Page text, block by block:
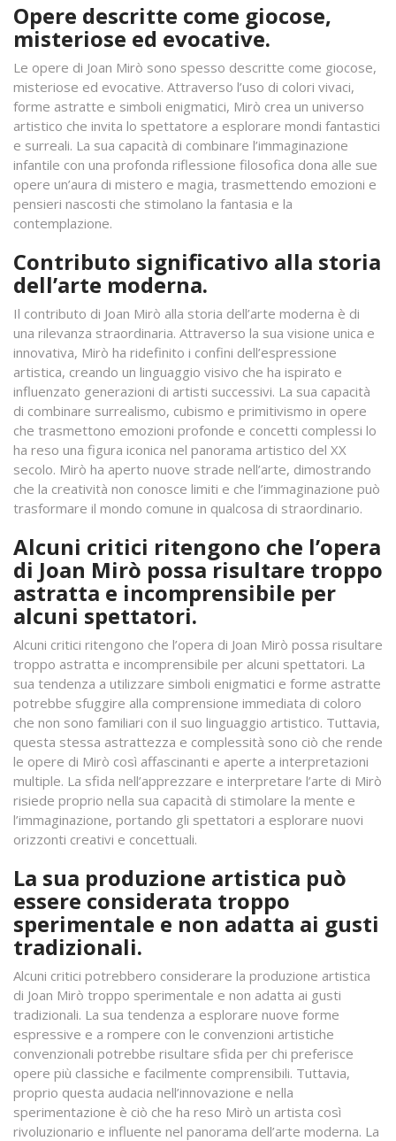
Opere descritte come giocose,
misteriose ed evocative.
Le opere di Joan Mirò sono spesso descritte come giocose,
misteriose ed evocative. Attraverso l’uso di colori vivaci,
forme astratte e simboli enigmatici, Mirò crea un universo
artistico che invita lo spettatore a esplorare mondi fantastici
e surreali. La sua capacità di combinare l’immaginazione
infantile con una profonda riflessione filosofica dona alle sue
opere un’aura di mistero e magia, trasmettendo emozioni e
pensieri nascosti che stimolano la fantasia e la
contemplazione.
Contributo significativo alla storia
dell’arte moderna.
Il contributo di Joan Mirò alla storia dell’arte moderna è di
una rilevanza straordinaria. Attraverso la sua visione unica e
innovativa, Mirò ha ridefinito i confini dell’espressione
artistica, creando un linguaggio visivo che ha ispirato e
influenzato generazioni di artisti successivi. La sua capacità
di combinare surrealismo, cubismo e primitivismo in opere
che trasmettono emozioni profonde e concetti complessi lo
ha reso una figura iconica nel panorama artistico del XX
secolo. Mirò ha aperto nuove strade nell’arte, dimostrando
che la creatività non conosce limiti e che l’immaginazione può
trasformare il mondo comune in qualcosa di straordinario.
Alcuni critici ritengono che l’opera
di Joan Mirò possa risultare troppo
astratta e incomprensibile per
alcuni spettatori.
Alcuni critici ritengono che l’opera di Joan Mirò possa risultare
troppo astratta e incomprensibile per alcuni spettatori. La
sua tendenza a utilizzare simboli enigmatici e forme astratte
potrebbe sfuggire alla comprensione immediata di coloro
che non sono familiari con il suo linguaggio artistico. Tuttavia,
questa stessa astrattezza e complessità sono ciò che rende
le opere di Mirò così affascinanti e aperte a interpretazioni
multiple. La sfida nell’apprezzare e interpretare l’arte di Mirò
risiede proprio nella sua capacità di stimolare la mente e
l’immaginazione, portando gli spettatori a esplorare nuovi
orizzonti creativi e concettuali.
La sua produzione artistica può
essere considerata troppo
sperimentale e non adatta ai gusti
tradizionali.
Alcuni critici potrebbero considerare la produzione artistica
di Joan Mirò troppo sperimentale e non adatta ai gusti
tradizionali. La sua tendenza a esplorare nuove forme
espressive e a rompere con le convenzioni artistiche
convenzionali potrebbe risultare sfida per chi preferisce
opere più classiche e facilmente comprensibili. Tuttavia,
proprio questa audacia nell’innovazione e nella
sperimentazione è ciò che ha reso Mirò un artista così
rivoluzionario e influente nel panorama dell’arte moderna. La